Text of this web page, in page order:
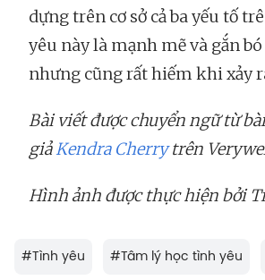
dựng trên cơ sở cả ba yếu tố
yêu này là mạnh mẽ và gắn
nhưng cũng rất hiếm khi xảy
Bài viết được chuyển ngữ từ
giảKendra Cherrytrên
Hình ảnh được thực hiện bởi
#Tình yêu #Tâm lý học tình yêu